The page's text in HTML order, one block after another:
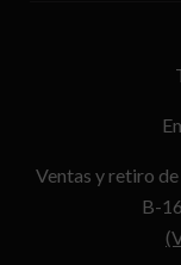
Ventas y retiro
B-